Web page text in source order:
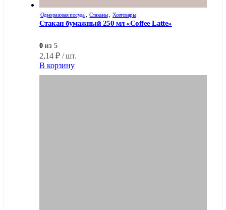
Одноразовая посуда Стаканы Хозтовары
Стакан бумажный 250 мл «Coffee Latte»
0 из 5
2,14 ₽ / шт.
В корзину